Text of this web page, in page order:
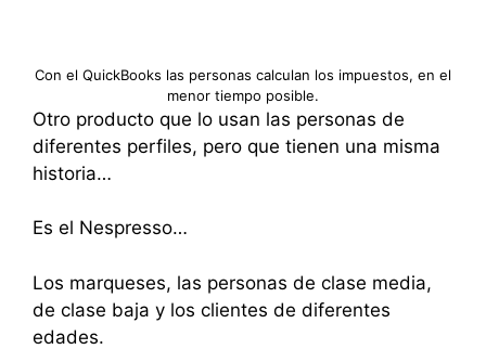
Con el QuickBooks las personas calculan los impuestos, en el
menor tiempo posible.
Otro producto que lo usan las personas de
diferentes perfiles, pero que tienen una misma
historia…
Es el Nespresso…
Los marqueses, las personas de clase media,
de clase baja y los clientes de diferentes
edades.